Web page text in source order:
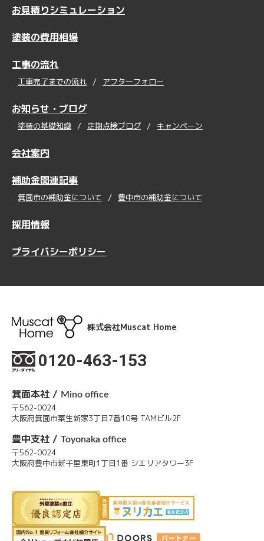
お見積りシミュレーション
塗装の費用相場
工事の流れ
工事完了までの流れ アフターフォロー
お知らせ・ブログ
塗装の基礎知識 定期点検ブログ キャンペーン
会社案内
補助金関連記事
箕面市の補助金について 豊中市の補助金について
採用情報
プライバシーポリシー
株式会社Muscat Home
0120-463-153
箕面本社 / Mino office
〒562-0024
大阪府箕面市粟生新家3丁目7番10号 TAMビル2F
豊中支社 / Toyonaka office
〒562-0024
大阪府豊中市新千里東町1丁目1番 シエリアタワー3F